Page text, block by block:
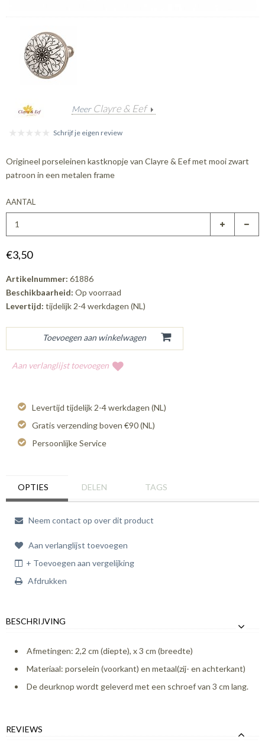
Meer Clayre & Eef
Schrijf je eigen review
Origineel porseleinen kastknopje van Clayre & Eef met mooi zwart
patroon in een metalen frame
AANTAL
€3,50
Artikelnummer: 61886
Beschikbaarheid: Op voorraad
Levertijd: tijdelijk 2-4 werkdagen (NL)
Aan verlanglijst toevoegen
Levertijd tijdelijk 2-4 werkdagen (NL)
Gratis verzending boven €90 (NL)
Persoonlijke Service
OPTIES DELEN TAGS
Neem contact op over dit product
Aan verlanglijst toevoegen
+ Toevoegen aan vergelijking
Afdrukken
BESCHRIJVING
Afmetingen: 2,2 cm (diepte), x 3 cm (breedte)
Materiaal: porselein (voorkant) en metaal(zij- en achterkant)
De deurknop wordt geleverd met een schroef van 3 cm lang.
REVIEWS